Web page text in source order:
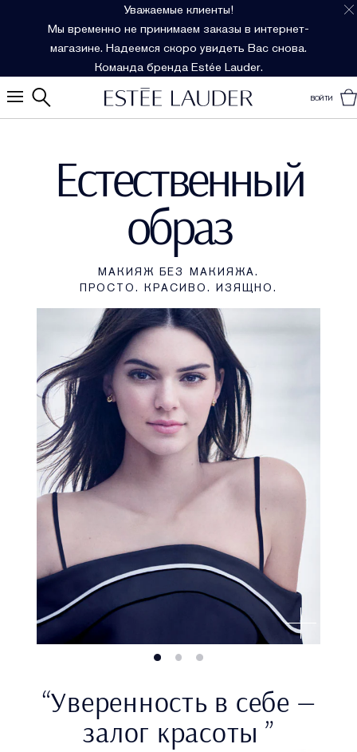
Уважаемые клиенты!
Мы временно не принимаем заказы в интернет-
магазине. Надеемся скоро увидеть Вас снова.
Команда бренда Estée Lauder.
ВОЙТИ
Естественный
образ
МАКИЯЖ БЕЗ МАКИЯЖА.
ПРОСТО. КРАСИВО. ИЗЯЩНО.
“Уверенность в себе —
залог красоты ”